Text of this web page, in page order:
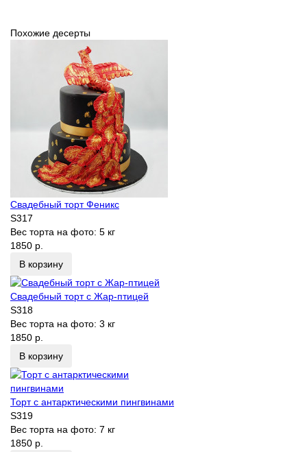
Похожие десерты
Свадебный торт Феникс
S317
Вес торта на фото: 5 кг
1850 р.
В корзину
Свадебный торт с Жар-птицей
S318
Вес торта на фото: 3 кг
1850 р.
В корзину
Торт с антарктическими пингвинами
S319
Вес торта на фото: 7 кг
1850 р.